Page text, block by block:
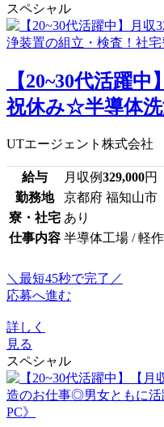
スペシャル
【20~30代活躍
祝休み☆半導体洗
UTエージェント株式会社
給与 月収例329,000円
勤務地
京都府 福知山市
寮・社宅 あり
仕事内容 半導体工場 / 軽
＼最短45秒で完了／
応募へ進む
詳しく
見る
スペシャル